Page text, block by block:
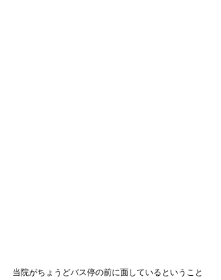
当院がちょうどバス停の前に面しているということ